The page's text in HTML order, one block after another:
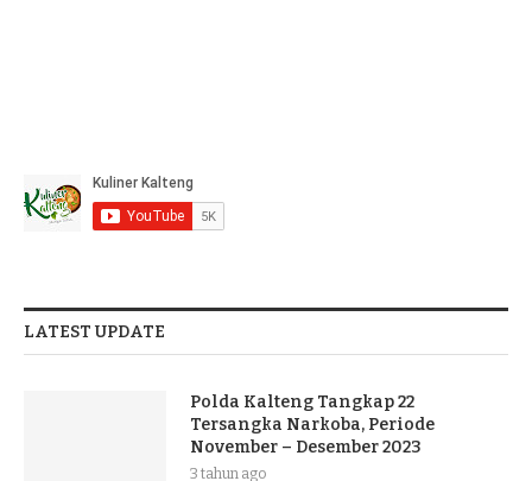
LATEST UPDATE
Polda Kalteng Tangkap 22
Tersangka Narkoba, Periode
November – Desember 2023
3 tahun ago